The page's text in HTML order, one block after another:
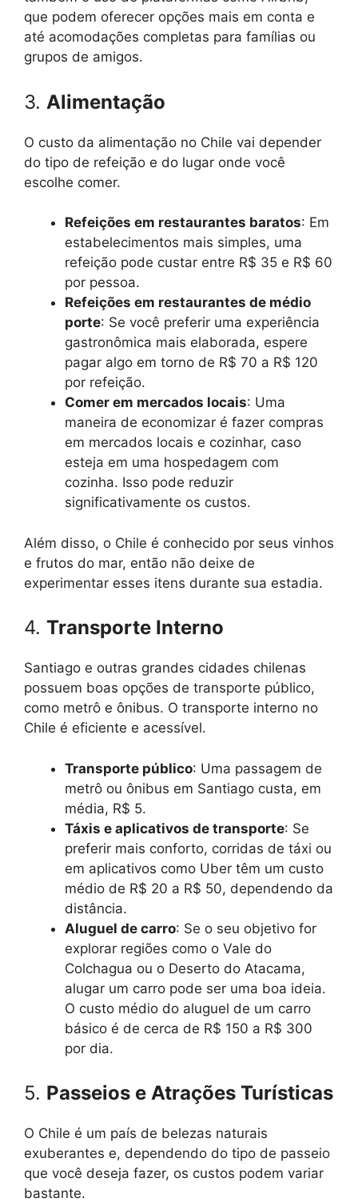
que podem oferecer opções mais em conta e
até acomodações completas para famílias ou
grupos de amigos.
3. Alimentação
O custo da alimentação no Chile vai depender
do tipo de refeição e do lugar onde você
escolhe comer.
Refeições em restaurantes baratos: Em
estabelecimentos mais simples, uma
refeição pode custar entre R$ 35 e R$ 60
por pessoa.
Refeições em restaurantes de médio
porte: Se você preferir uma experiência
gastronômica mais elaborada, espere
pagar algo em torno de R$ 70 a R$ 120
por refeição.
Comer em mercados locais: Uma
maneira de economizar é fazer compras
em mercados locais e cozinhar, caso
esteja em uma hospedagem com
cozinha. Isso pode reduzir
significativamente os custos.
Além disso, o Chile é conhecido por seus vinhos
e frutos do mar, então não deixe de
experimentar esses itens durante sua estadia.
4. Transporte Interno
Santiago e outras grandes cidades chilenas
possuem boas opções de transporte público,
como metrô e ônibus. O transporte interno no
Chile é eficiente e acessível.
Transporte público: Uma passagem de
metrô ou ônibus em Santiago custa, em
média, R$ 5.
Táxis e aplicativos de transporte: Se
preferir mais conforto, corridas de táxi ou
em aplicativos como Uber têm um custo
médio de R$ 20 a R$ 50, dependendo da
distância.
Aluguel de carro: Se o seu objetivo for
explorar regiões como o Vale do
Colchagua ou o Deserto do Atacama,
alugar um carro pode ser uma boa ideia.
O custo médio do aluguel de um carro
básico é de cerca de R$ 150 a R$ 300
por dia.
5. Passeios e Atrações Turísticas
O Chile é um país de belezas naturais
exuberantes e, dependendo do tipo de passeio
que você deseja fazer, os custos podem variar
bastante.